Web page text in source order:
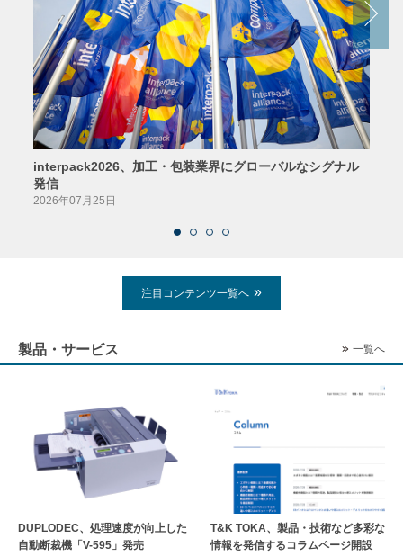
interpack2026、加工・包装業界にグローバルなシグナル
発信
2026年07月25日
注目コンテンツ一覧へ
製品・サービス 一覧へ
DUPLODEC、処理速度が向上した
自動断裁機「V-595」発売
T&K TOKA、製品・技術など多彩な
情報を発信するコラムページ開設